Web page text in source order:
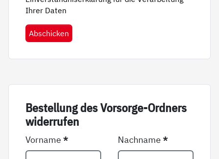
Ihrer Daten
Abschicken
Be­stel­lung des Vor­sor­ge-Ord­ners
wi­der­ru­fen
Vorname* Nachname*